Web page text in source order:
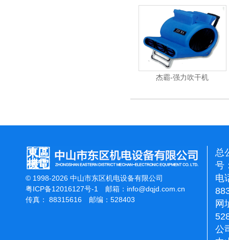
杰霸-强力吹干机 洁霸多功
© 1998-2026 中山市东区机电设备有限公司
粤ICP备12016127号-1 邮箱： info@dqjd.com.cn
传真： 88315616 邮编：528403
总
号
电
网
公